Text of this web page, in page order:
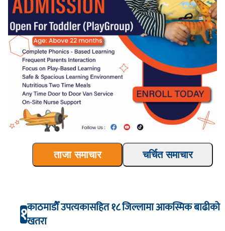
ताजा समाचार चर्चित समाचार
१काठमाडौँ उपत्यकासहित १८ जिल्लामा आकस्मिक बाढीको
खतरा